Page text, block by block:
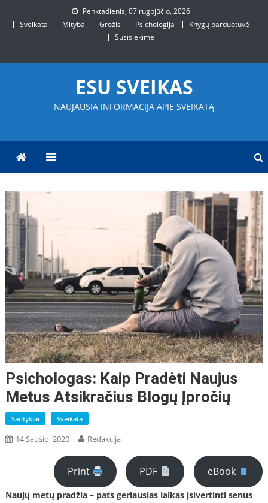
Penktadienis, 07 rugpjūčio, 2026
Sveikata
Mityba Grožis Psichologija
Knygų parduotuvė
Susisiekime
ESU SVEIKAS
NAUJAUSIA INFORMACIJA APIE SVEIKATĄ
Psichologas: Kaip Pradėti Naujus
Metus Atsikračius Blogų Įpročių
Santykiai Sveikata
14 Sausio, 2020 Redakcija
Print PDF eBook
Naujų metų pradžia – pats geriausias laikas įsivertinti senus